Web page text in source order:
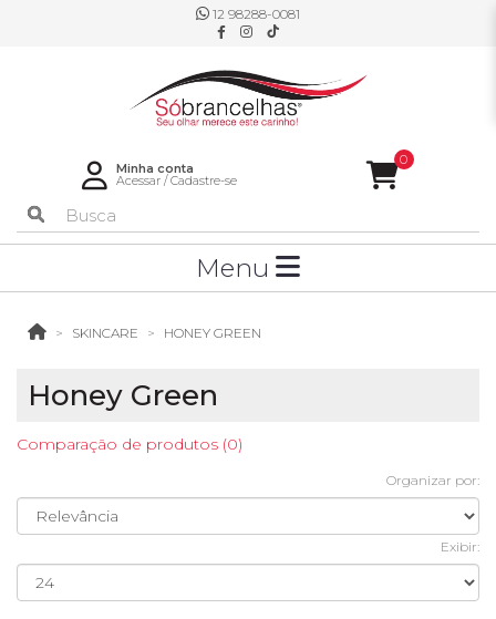
12 98288-0081
Minha conta
Acessar/Cadastre-se
0
Menu
SKINCARE HONEY GREEN
Honey Green
Comparação de produtos (0)
Organizar por:
Exibir: